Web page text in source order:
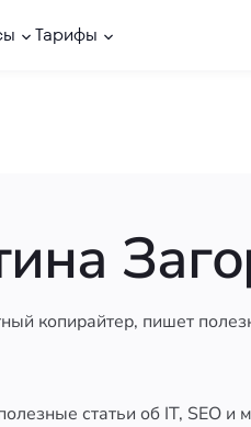
Тарифы
копирайтер, пишет
статьи об IT, SEO и